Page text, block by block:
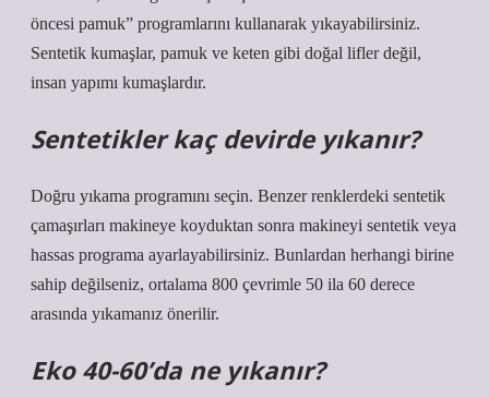
öncesi pamuk” programlarını kullanarak yıkayabilirsiniz.
Sentetik kumaşlar, pamuk ve keten gibi doğal lifler değil,
insan yapımı kumaşlardır.
Sentetikler kaç devirde yıkanır?
Doğru yıkama programını seçin. Benzer renklerdeki sentetik
çamaşırları makineye koyduktan sonra makineyi sentetik veya
hassas programa ayarlayabilirsiniz. Bunlardan herhangi birine
sahip değilseniz, ortalama 800 çevrimle 50 ila 60 derece
arasında yıkamanız önerilir.
Eko 40-60’da ne yıkanır?